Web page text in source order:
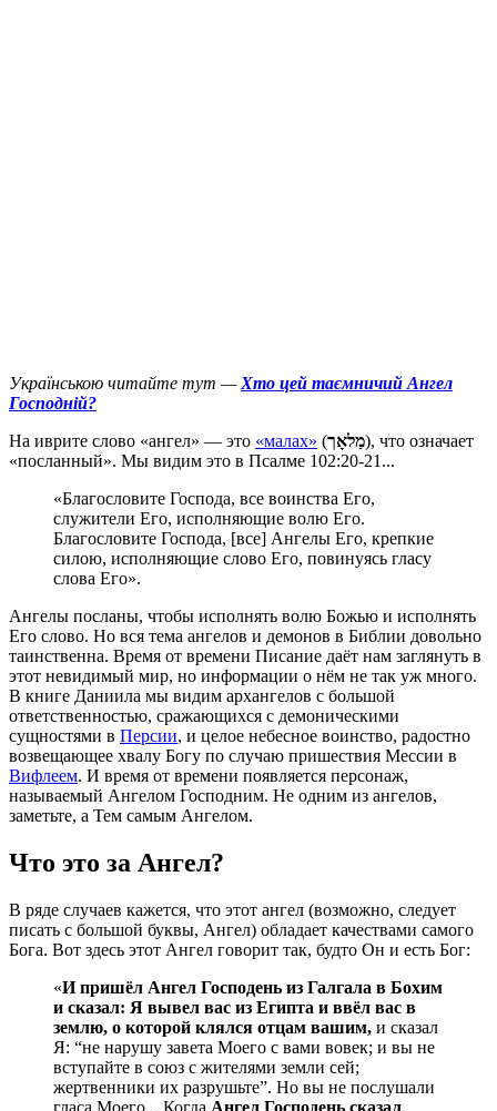
Українською читайте тут — Хто цей таємничий Ангел
Господній?
На иврите слово «ангел» — это «малах» (מַלאָך), что означает
«посланный». Мы видим это в Псалме 102:20-21...
«Благословите Господа, все воинства Его,
служители Его, исполняющие волю Его.
Благословите Господа, [все] Ангелы Его, крепкие
силою, исполняющие слово Его, повинуясь гласу
слова Его».
Ангелы посланы, чтобы исполнять волю Божью и исполнять
Его слово. Но вся тема ангелов и демонов в Библии довольно
таинственна. Время от времени Писание даёт нам заглянуть в
этот невидимый мир, но информации о нём не так уж много.
В книге Даниила мы видим архангелов с большой
ответственностью, сражающихся с демоническими
сущностями в Персии, и целое небесное воинство, радостно
возвещающее хвалу Богу по случаю пришествия Мессии в
Вифлеем. И время от времени появляется персонаж,
называемый Ангелом Господним. Не одним из ангелов,
заметьте, а Тем самым Ангелом.
Что это за Ангел?
В ряде случаев кажется, что этот ангел (возможно, следует
писать с большой буквы, Ангел) обладает качествами самого
Бога. Вот здесь этот Ангел говорит так, будто Он и есть Бог:
«И пришёл Ангел Господень из Галгала в Бохим
и сказал: Я вывел вас из Египта и ввёл вас в
землю, о которой клялся отцам вашим, и сказал
Я: “не нарушу завета Моего с вами вовек; и вы не
вступайте в союз с жителями земли сей;
жертвенники их разрушьте”. Но вы не послушали
гласа Моего... Когда Ангел Господень сказал